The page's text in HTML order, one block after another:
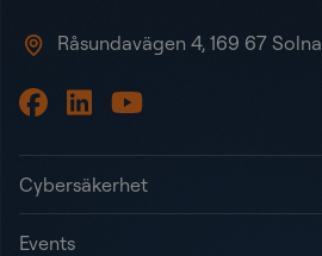
Råsundavägen 4, 169 67 Solna
Cybersäkerhet
Events